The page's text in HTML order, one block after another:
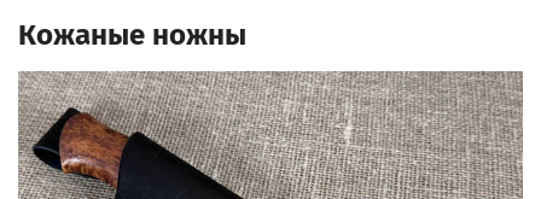
Кожаные ножны